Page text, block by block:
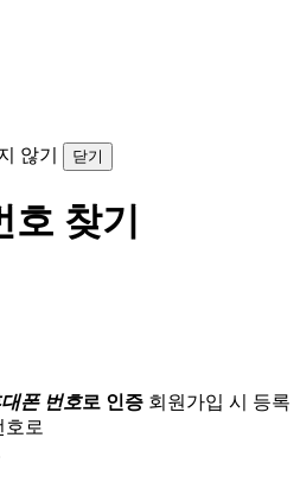
않기 닫기
호 찾기
폰 번호로 인증 회원가입 시 등록
호로